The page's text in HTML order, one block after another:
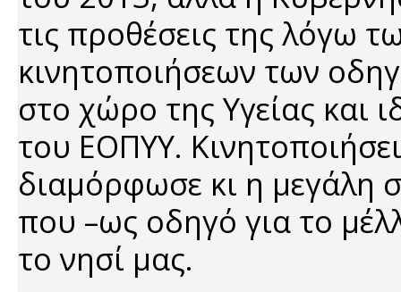
τις προθέσεις της λόγω
κινητοποιήσεων των
στο χώρο της Υγείας και
του ΕΟΠΥΥ.
διαμόρφωσε κι η μεγάλη
που –ως οδηγό για το
το νησί μας.